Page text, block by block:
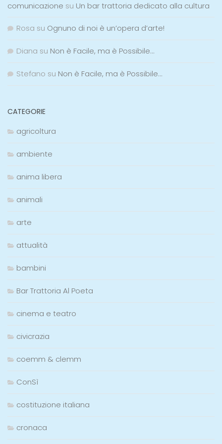
comunicazione su Un bar trattoria dedicato alla cultura
Rosa su Ognuno di noi è un’opera d’arte!
Diana su Non è Facile, ma è Possibile…
Stefano su Non è Facile, ma è Possibile…
CATEGORIE
agricoltura
ambiente
anima libera
animali
arte
attualità
bambini
Bar Trattoria Al Poeta
cinema e teatro
civicrazia
coemm & clemm
ConSì
costituzione italiana
cronaca